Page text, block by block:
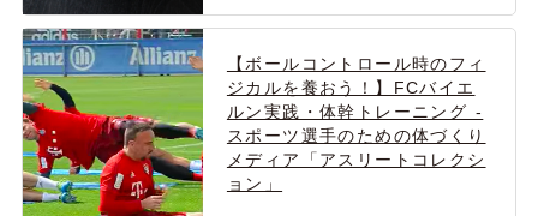
【ボールコントロール時のフィ
ジカルを養おう！】FCバイエ
ルン実践・体幹トレーニング -
スポーツ選手のための体づくり
メディア「アスリートコレクシ
ョン」